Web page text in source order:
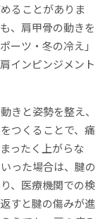
ることがありま
、肩甲骨の動きを
ーツ・冬の冷え」
インピンジメント
きと姿勢を整え、
つくることで、痛
ったく上がらな
った場合は、腱の
、医療機関での検
すと腱の傷みが進